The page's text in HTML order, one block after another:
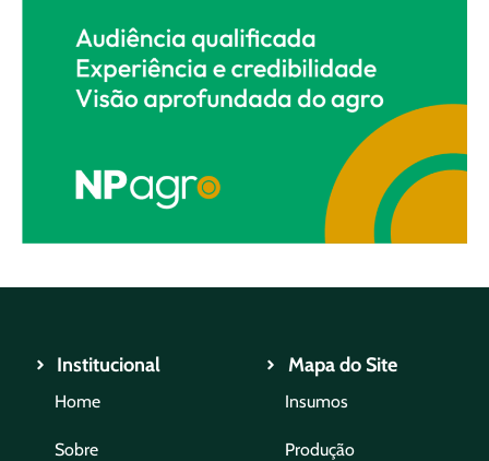
Institucional
Home
Sobre
Mapa do Site
Insumos
Produção